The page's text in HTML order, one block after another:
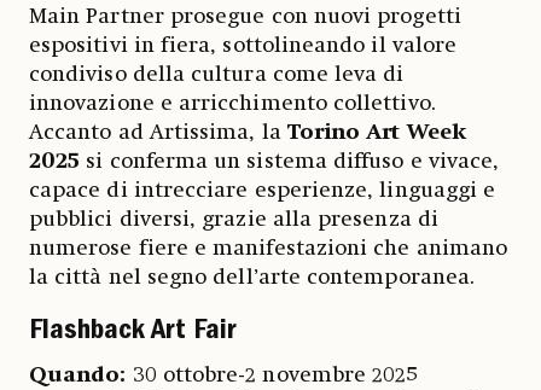
Main Partner prosegue con nuovi progetti
espositivi in fiera, sottolineando il valore
condiviso della cultura come leva di
innovazione e arricchimento collettivo.
Accanto ad Artissima, la Torino Art Week
2025 si conferma un sistema diffuso e vivace,
capace di intrecciare esperienze, linguaggi e
pubblici diversi, grazie alla presenza di
numerose fiere e manifestazioni che animano
la città nel segno dell’arte contemporanea.
Flashback Art Fair
Quando: 30 ottobre-2 novembre 2025